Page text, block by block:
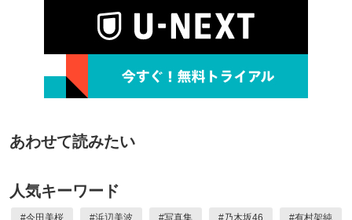
あわせて読みたい
人気キーワード
#今田美桜 #浜辺美波 #写真集 #乃木坂46 #有村架純